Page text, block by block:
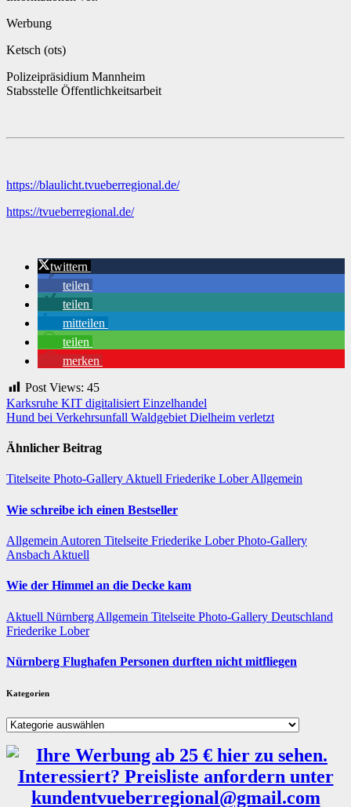
Werbung
Ketsch (ots)
Polizeipräsidium Mannheim
Stabsstelle Öffentlichkeitsarbeit
https://blaulicht.tvueberregional.de/
https://tvueberregional.de/
twittern
teilen
teilen
mitteilen
teilen
merken
Post Views: 45
Beitragsnavigation
Karksruhe KIT digitalisiert Einzelhandel
Hund bei Verkehrsunfall Waldgebiet Dielheim verletzt
Ähnlicher Beitrag
Titelseite Photo-GalleryAktuell Friederike LoberAllgemein
Wie schreibe ich einen Bestseller
Allgemein Autoren Titelseite Friederike LoberPhoto-Gallery
Ansbach Aktuell
Wie der Himmel an die Decke kam
Aktuell Nürnberg Allgemein Titelseite Photo-Gallery Deutschland
Friederike Lober
Nürnberg Flughafen Personen durften nicht mitfliegen
Kategorien
Kategorien